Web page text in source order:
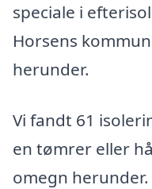
speciale i
Horsens
herunder.
Vi fandt 61
en tømrer eller
omegn